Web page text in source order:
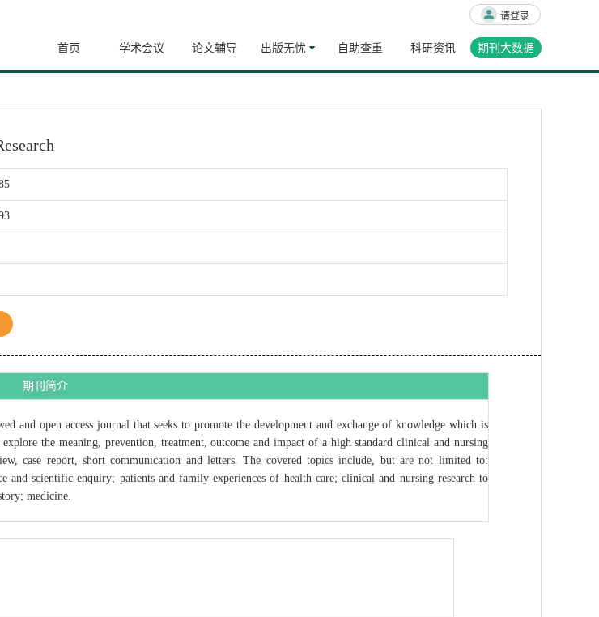
首页 学术会议 论文辅导 出版无忧 自助查重 科研资讯 期刊大数据
请登录
期刊简介
and open access journal that seeks to promote the development and exchange of knowledge which is
the meaning, prevention, treatment, outcome and impact of a high standard clinical and nursing
case report, short communication and letters. The covered topics include, but are not limited to:
and scientific enquiry; patients and family experiences of health care; clinical and nursing research to
medicine.